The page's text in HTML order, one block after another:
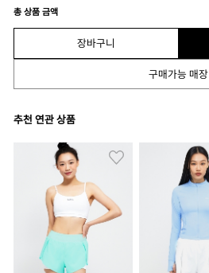
총 상품 금액
장바구니
구매가능 매장
추천 연관 상품